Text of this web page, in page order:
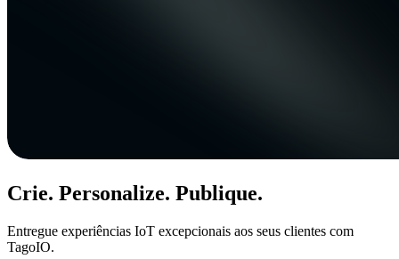
Crie. Personalize. Publique.
Entregue experiências IoT excepcionais aos seus clientes com
TagoIO.